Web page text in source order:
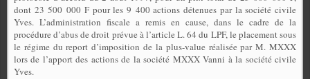
dont 23 500 000 F pour les 9 400 actions détenues par la société civile
Yves. L’administration fiscale a remis en cause, dans le cadre de la
procédure d’abus de droit prévue à l’article L. 64 du LPF, le placement sous
le régime du report d’imposition de la plus-value réalisée par M. MXXX
lors de l’apport des actions de la société MXXX Vanni à la société civile
Yves.